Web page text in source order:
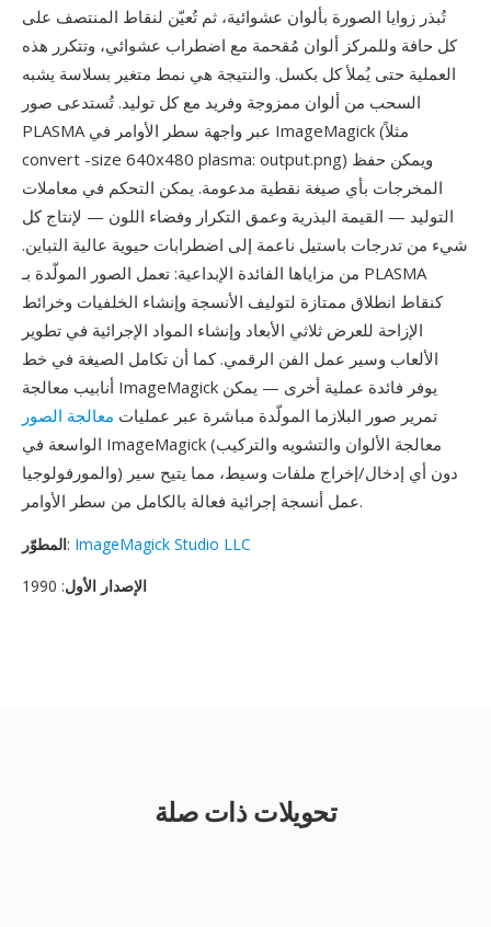
تُبذر زوايا الصورة بألوان عشوائية، ثم تُعيّن لنقاط المنتصف على
كل حافة وللمركز ألوان مُقحمة مع اضطراب عشوائي، وتتكرر هذه
العملية حتى يُملأ كل بكسل. والنتيجة هي نمط متغير بسلاسة يشبه
السحب من ألوان ممزوجة وفريد مع كل توليد. تُستدعى صور
PLASMA عبر واجهة سطر الأوامر في ImageMagick (مثلاً
convert -size 640x480 plasma: output.png) ويمكن حفظ
المخرجات بأي صيغة نقطية مدعومة. يمكن التحكم في معاملات
التوليد — القيمة البذرية وعمق التكرار وفضاء اللون — لإنتاج كل
شيء من تدرجات باستيل ناعمة إلى اضطرابات حيوية عالية التباين.
من مزاياها الفائدة الإبداعية: تعمل الصور المولّدة بـ PLASMA
كنقاط انطلاق ممتازة لتوليف الأنسجة وإنشاء الخلفيات وخرائط
الإزاحة للعرض ثلاثي الأبعاد وإنشاء المواد الإجرائية في تطوير
الألعاب وسير عمل الفن الرقمي. كما أن تكامل الصيغة في خط
أنابيب معالجة ImageMagick يوفر فائدة عملية أخرى — يمكن
تمرير صور البلازما المولّدة مباشرة عبر عمليات معالجة الصور
الواسعة في ImageMagick (معالجة الألوان والتشويه والتركيب
والمورفولوجيا) دون أي إدخال/إخراج ملفات وسيط، مما يتيح سير
عمل أنسجة إجرائية فعالة بالكامل من سطر الأوامر.
المطوّر: ImageMagick Studio LLC
الإصدار الأول: 1990
تحويلات ذات صلة